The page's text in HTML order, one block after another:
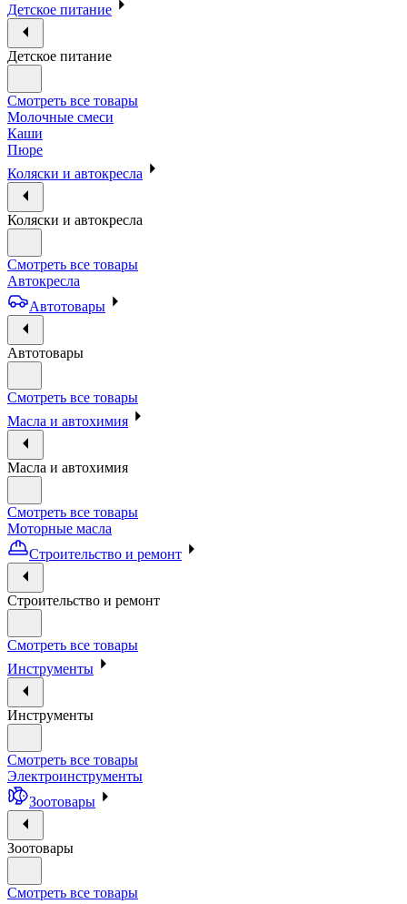
Детское питание
Детское питание
Смотреть все товары
Молочные смеси
Каши
Пюре
Коляски и автокресла
Коляски и автокресла
Смотреть все товары
Автокресла
Автотовары
Автотовары
Смотреть все товары
Масла и автохимия
Масла и автохимия
Смотреть все товары
Моторные масла
Строительство и ремонт
Строительство и ремонт
Смотреть все товары
Инструменты
Инструменты
Смотреть все товары
Электроинструменты
Зоотовары
Зоотовары
Смотреть все товары